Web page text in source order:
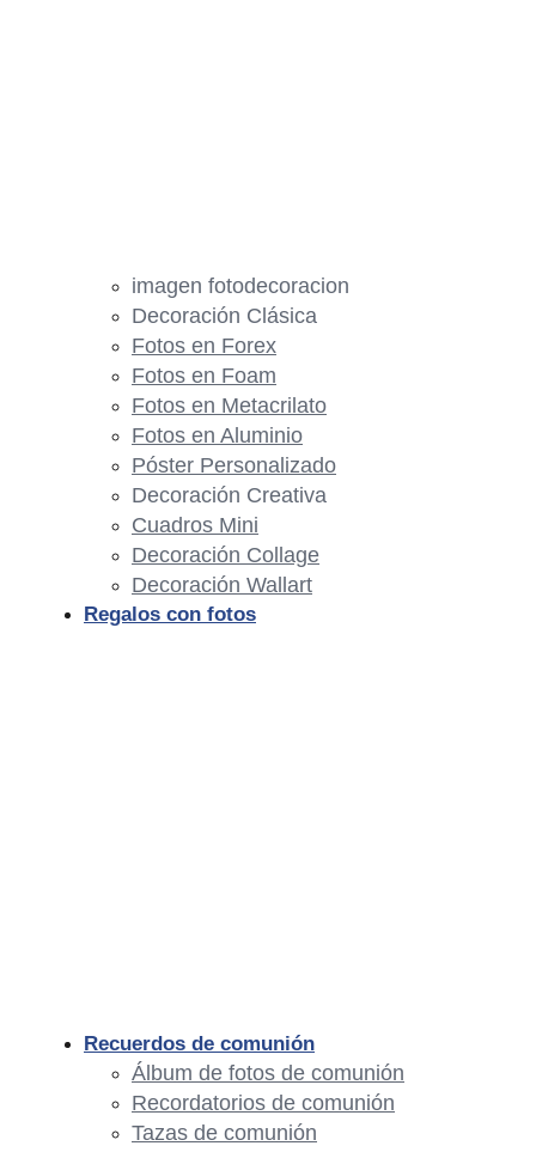
imagen fotodecoracion
Decoración Clásica
Fotos en Forex
Fotos en Foam
Fotos en Metacrilato
Fotos en Aluminio
Póster Personalizado
Decoración Creativa
Cuadros Mini
Decoración Collage
Decoración Wallart
Regalos con fotos
Recuerdos de comunión
Álbum de fotos de comunión
Recordatorios de comunión
Tazas de comunión